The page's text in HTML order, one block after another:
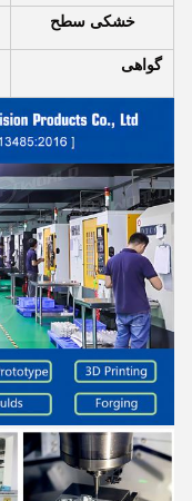
خشکی سطح
گواهی